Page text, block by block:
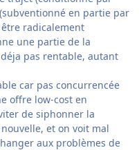
en partie par
être radicalement
une partie de la
pas rentable, autant
car pas concurrencée
offre low-cost en
de siphonner la
et on voit mal
aux problèmes de